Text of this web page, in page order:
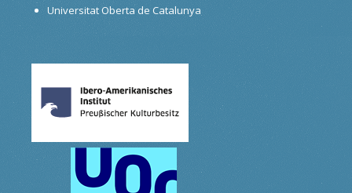
Universitat Oberta de Catalunya